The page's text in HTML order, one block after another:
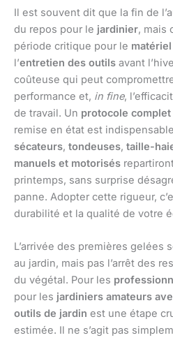
Il est souvent dit que la fin de
du repos pour le jardinier, mais
période critique pour le
l’entretien des outils avant
coûteuse qui peut
performance et, in fine,
de travail. Un protocole complet
remise en état est
sécateurs, tondeuses, taille-
manuels et motorisés
printemps, sans surprise
panne. Adopter cette rigueur,
durabilité et la qualité de votre
L’arrivée des premières gelées
au jardin, mais pas l’arrêt des
du végétal. Pour les
pour les jardiniers amateurs
outils de jardin est une étape
estimée. Il ne s’agit pas